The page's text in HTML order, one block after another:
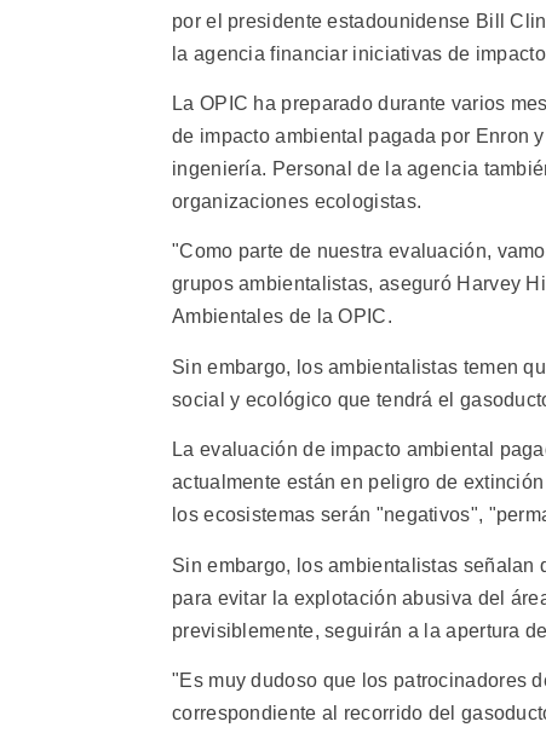
por el presidente estadounidense Bill
la agencia financiar iniciativas de
La OPIC ha preparado durante varios
de impacto ambiental pagada por Enron
ingeniería. Personal de la agencia
organizaciones ecologistas.
"Como parte de nuestra evaluación,
grupos ambientalistas, aseguró Harvey
Ambientales de la OPIC.
Sin embargo, los ambientalistas temen
social y ecológico que tendrá el
La evaluación de impacto ambiental
actualmente están en peligro de
los ecosistemas serán "negativos",
Sin embargo, los ambientalistas señalan
para evitar la explotación abusiva del
previsiblemente, seguirán a la apertura
"Es muy dudoso que los patrocinadores
correspondiente al recorrido del